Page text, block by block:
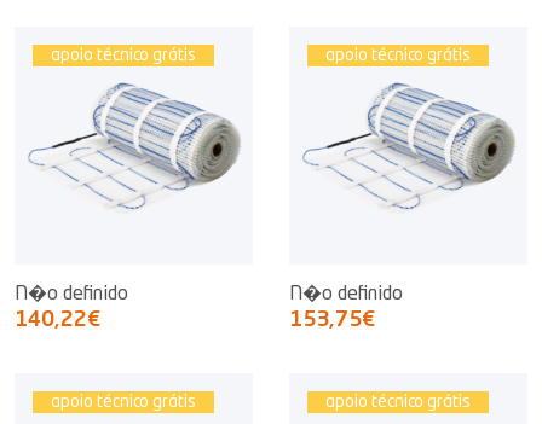
apoio técnico grátis
N�o definido
140,22€
apoio técnico grátis
N�o definido
153,75€
apoio técnico grátis apoio técnico grátis